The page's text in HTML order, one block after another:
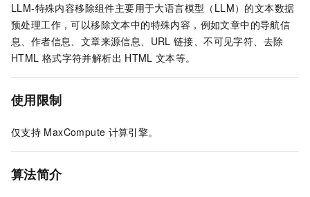
LLM-特殊内容移除组件主要用于大语言模型（LLM）的文本数据
预处理工作，可以移除文本中的特殊内容，例如文章中的导航信
息、作者信息、文章来源信息、URL 链接、不可见字符、去除
HTML 格式字符并解析出 HTML 文本等。
使用限制
仅支持 MaxCompute 计算引擎。
算法简介